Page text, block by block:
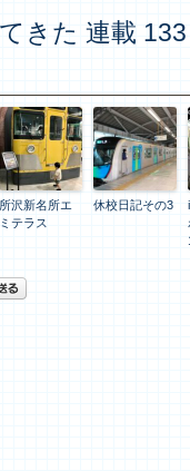
きた 連載 133
所沢新名所エ
ミテラス
休校日記その3